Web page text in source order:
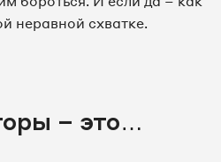
неравной схватке.
– это…